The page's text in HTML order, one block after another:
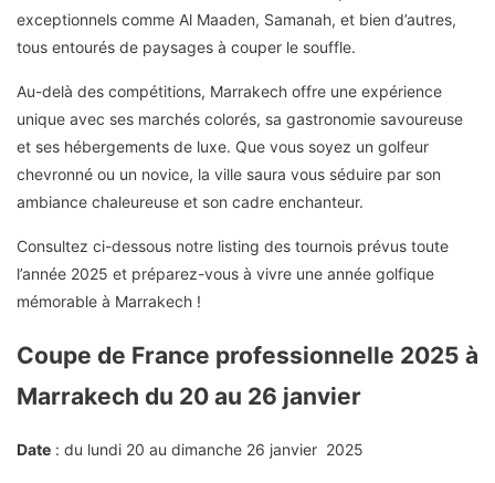
exceptionnels comme Al Maaden, Samanah, et bien d’autres,
tous entourés de paysages à couper le souffle.
Au-delà des compétitions, Marrakech offre une expérience
unique avec ses marchés colorés, sa gastronomie savoureuse
et ses hébergements de luxe. Que vous soyez un golfeur
chevronné ou un novice, la ville saura vous séduire par son
ambiance chaleureuse et son cadre enchanteur.
Consultez ci-dessous notre listing des tournois prévus toute
l’année 2025 et préparez-vous à vivre une année golfique
mémorable à Marrakech !
Coupe de France professionnelle 2025 à
Marrakech du 20 au 26 janvier
Date : du lundi 20 au dimanche 26 janvier 2025